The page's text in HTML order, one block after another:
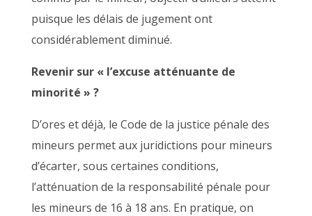
puisque les délais de jugement ont
considérablement diminué.
Revenir sur « l’excuse atténuante de
minorité » ?
D’ores et déjà, le Code de la justice pénale des
mineurs permet aux juridictions pour mineurs
d’écarter, sous certaines conditions,
l’atténuation de la responsabilité pénale pour
les mineurs de 16 à 18 ans. En pratique, on